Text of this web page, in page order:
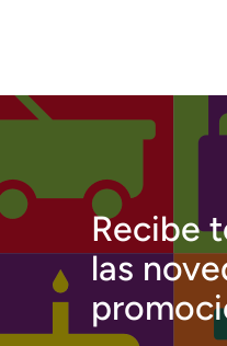
Recibe
las